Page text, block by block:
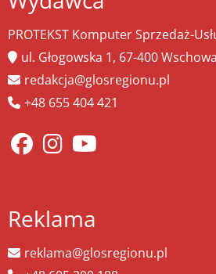
PROTEKST Komputer Sprzedaż-
ul. Głogowska 1, 67-400 Wschowa
redakcja@glosregionu.pl
+48 655 404 421
Reklama
reklama@glosregionu.pl